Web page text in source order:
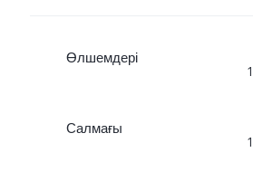
Өлшемдері
Салмағы